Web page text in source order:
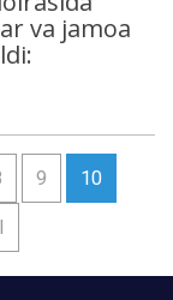
va jamoa
9 10